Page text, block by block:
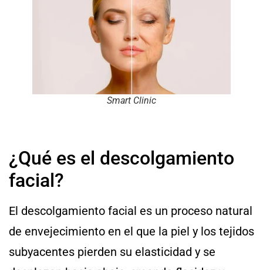
Smart Clinic
¿Qué es el descolgamiento
facial?
El descolgamiento facial es un proceso natural
de envejecimiento en el que la piel y los tejidos
subyacentes pierden su elasticidad y se